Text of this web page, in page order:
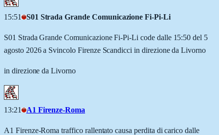
15:51 S01 Strada Grande Comunicazione Fi-Pi-Li
S01 Strada Grande Comunicazione Fi-Pi-Li code dalle 15:50 del 5
agosto 2026 a Svincolo Firenze Scandicci in direzione da Livorno
in direzione da Livorno
13:21 A1 Firenze-Roma
A1 Firenze-Roma traffico rallentato causa perdita di carico dalle